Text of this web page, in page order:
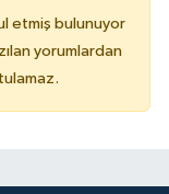
etmiş bulunuyor
yorumlardan